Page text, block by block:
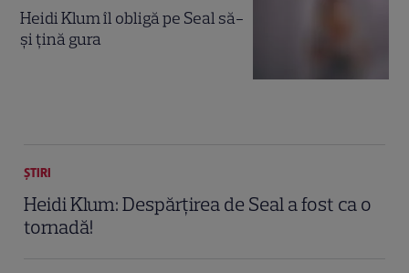
Heidi Klum îl obligă pe Seal să-
şi ţină gura
ȘTIRI
Heidi Klum: Despărţirea de Seal a fost ca o
tornadă!